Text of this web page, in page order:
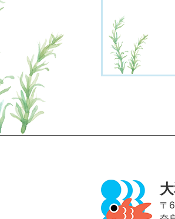
〒